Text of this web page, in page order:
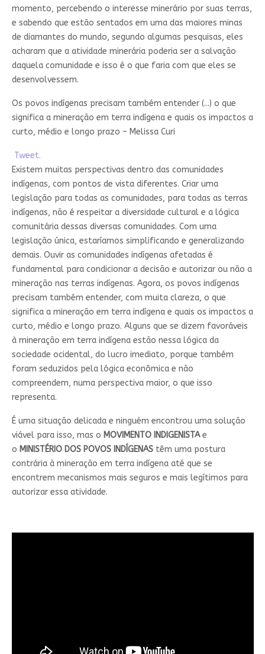
momento, percebendo o interesse minerário por suas terras,
e sabendo que estão sentados em uma das maiores minas
de diamantes do mundo, segundo algumas pesquisas, eles
acharam que a atividade minerária poderia ser a salvação
daquela comunidade e isso é o que faria com que eles se
desenvolvessem.
Os povos indígenas precisam também entender (...) o que
significa a mineração em terra indígena e quais os impactos a
curto, médio e longo prazo – Melissa Curi
Tweet.
Existem muitas perspectivas dentro das comunidades
indígenas, com pontos de vista diferentes. Criar uma
legislação para todas as comunidades, para todas as terras
indígenas, não é respeitar a diversidade cultural e a lógica
comunitária dessas diversas comunidades. Com uma
legislação única, estaríamos simplificando e generalizando
demais. Ouvir as comunidades indígenas afetadas é
fundamental para condicionar a decisão e autorizar ou não a
mineração nas terras indígenas. Agora, os povos indígenas
precisam também entender, com muita clareza, o que
significa a mineração em terra indígena e quais os impactos a
curto, médio e longo prazo. Alguns que se dizem favoráveis
à mineração em terra indígena estão nessa lógica da
sociedade ocidental, do lucro imediato, porque também
foram seduzidos pela lógica econômica e não
compreendem, numa perspectiva maior, o que isso
representa.
É uma situação delicada e ninguém encontrou uma solução
viável para isso, mas o MOVIMENTO INDIGENISTAe
o MINISTÉRIO DOS POVOS INDÍGENAStêm uma postura
contrária à mineração em terra indígena até que se
encontrem mecanismos mais seguros e mais legítimos para
autorizar essa atividade.